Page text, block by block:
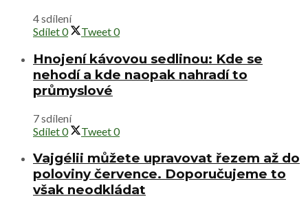
4 sdílení
Sdílet0 Tweet0
Hnojení kávovou sedlinou: Kde se
nehodí a kde naopak nahradí to
průmyslové
7 sdílení
Sdílet0 Tweet0
Vajgélii můžete upravovat řezem až do
poloviny července. Doporučujeme to
však neodkládat